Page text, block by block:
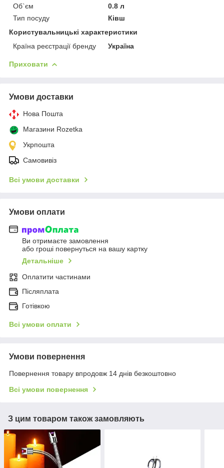
Об`єм
0.8 л
Тип посуду
Ківш
Користувальницькі характеристики
Країна реєстрації бренду
Україна
Приховати
Умови доставки
Нова Пошта
Магазини Rozetka
Укрпошта
Самовивіз
Всі умови доставки
Умови оплати
Ви отримаєте замовлення
або гроші повернуться на вашу картку
Детальніше
Оплатити частинами
Післяплата
Готівкою
Всі умови оплати
Умови повернення
Повернення товару впродовж 14 днів безкоштовно
Всі умови повернення
З цим товаром також замовляють